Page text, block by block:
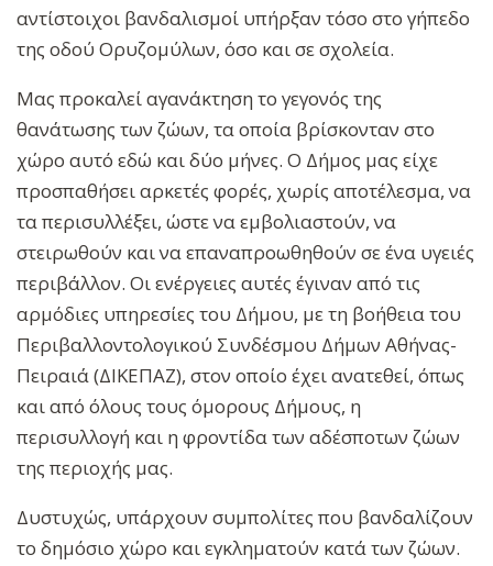
αντίστοιχοι βανδαλισμοί υπήρξαν τόσο στο γήπεδο
της οδού Ορυζομύλων, όσο και σε σχολεία.
Μας προκαλεί αγανάκτηση το γεγονός της
θανάτωσης των ζώων, τα οποία βρίσκονταν στο
χώρο αυτό εδώ και δύο μήνες. Ο Δήμος μας είχε
προσπαθήσει αρκετές φορές, χωρίς αποτέλεσμα, να
τα περισυλλέξει, ώστε να εμβολιαστούν, να
στειρωθούν και να επαναπροωθηθούν σε ένα υγειές
περιβάλλον. Οι ενέργειες αυτές έγιναν από τις
αρμόδιες υπηρεσίες του Δήμου, με τη βοήθεια του
Περιβαλλοντολογικού Συνδέσμου Δήμων Αθήνας-
Πειραιά (ΔΙΚΕΠΑΖ), στον οποίο έχει ανατεθεί, όπως
και από όλους τους όμορους Δήμους, η
περισυλλογή και η φροντίδα των αδέσποτων ζώων
της περιοχής μας.
Δυστυχώς, υπάρχουν συμπολίτες που βανδαλίζουν
το δημόσιο χώρο και εγκληματούν κατά των ζώων.